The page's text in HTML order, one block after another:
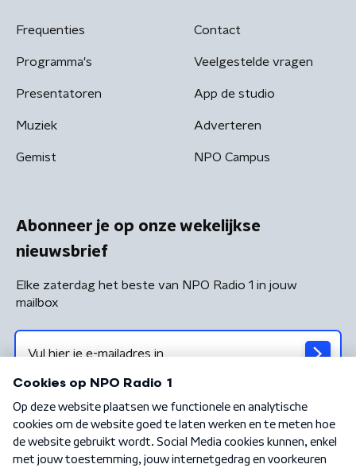
Frequenties
Programma's
Presentatoren
Muziek
Gemist
Contact
Veelgestelde vragen
App de studio
Adverteren
NPO Campus
Abonneer je op onze wekelijkse
nieuwsbrief
Elke zaterdag het beste van NPO Radio 1 in jouw
mailbox
Algemene voorwaarden